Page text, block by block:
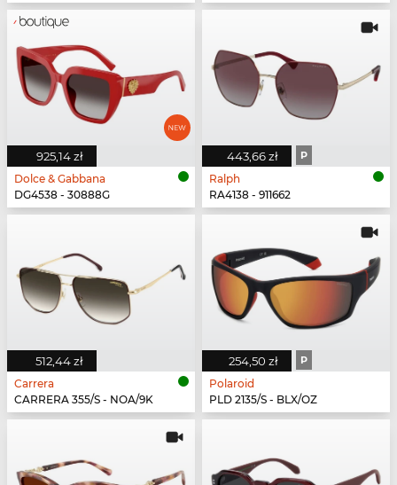
925,14 zł
Dolce & Gabbana
DG4538 - 30888G
443,66 zł P
Ralph
RA4138 - 911662
512,44 zł
Carrera
CARRERA 355/S - NOA/9K
254,50 zł P
Polaroid
PLD 2135/S - BLX/OZ